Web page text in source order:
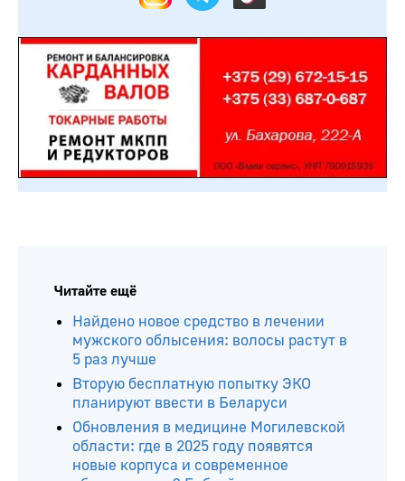
Читайте ещё
Найдено новое средство в лечении
мужского облысения: волосы растут в
5 раз лучше
Вторую бесплатную попытку ЭКО
планируют ввести в Беларуси
Обновления в медицине Могилевской
области: где в 2025 году появятся
новые корпуса и современное